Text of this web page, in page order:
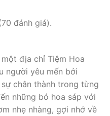
đánh giá).
địa chỉ Tiệm Hoa
người yêu mến bởi
chân thành trong từng
những bó hoa sáp với
nhẹ nhàng, gợi nhớ về